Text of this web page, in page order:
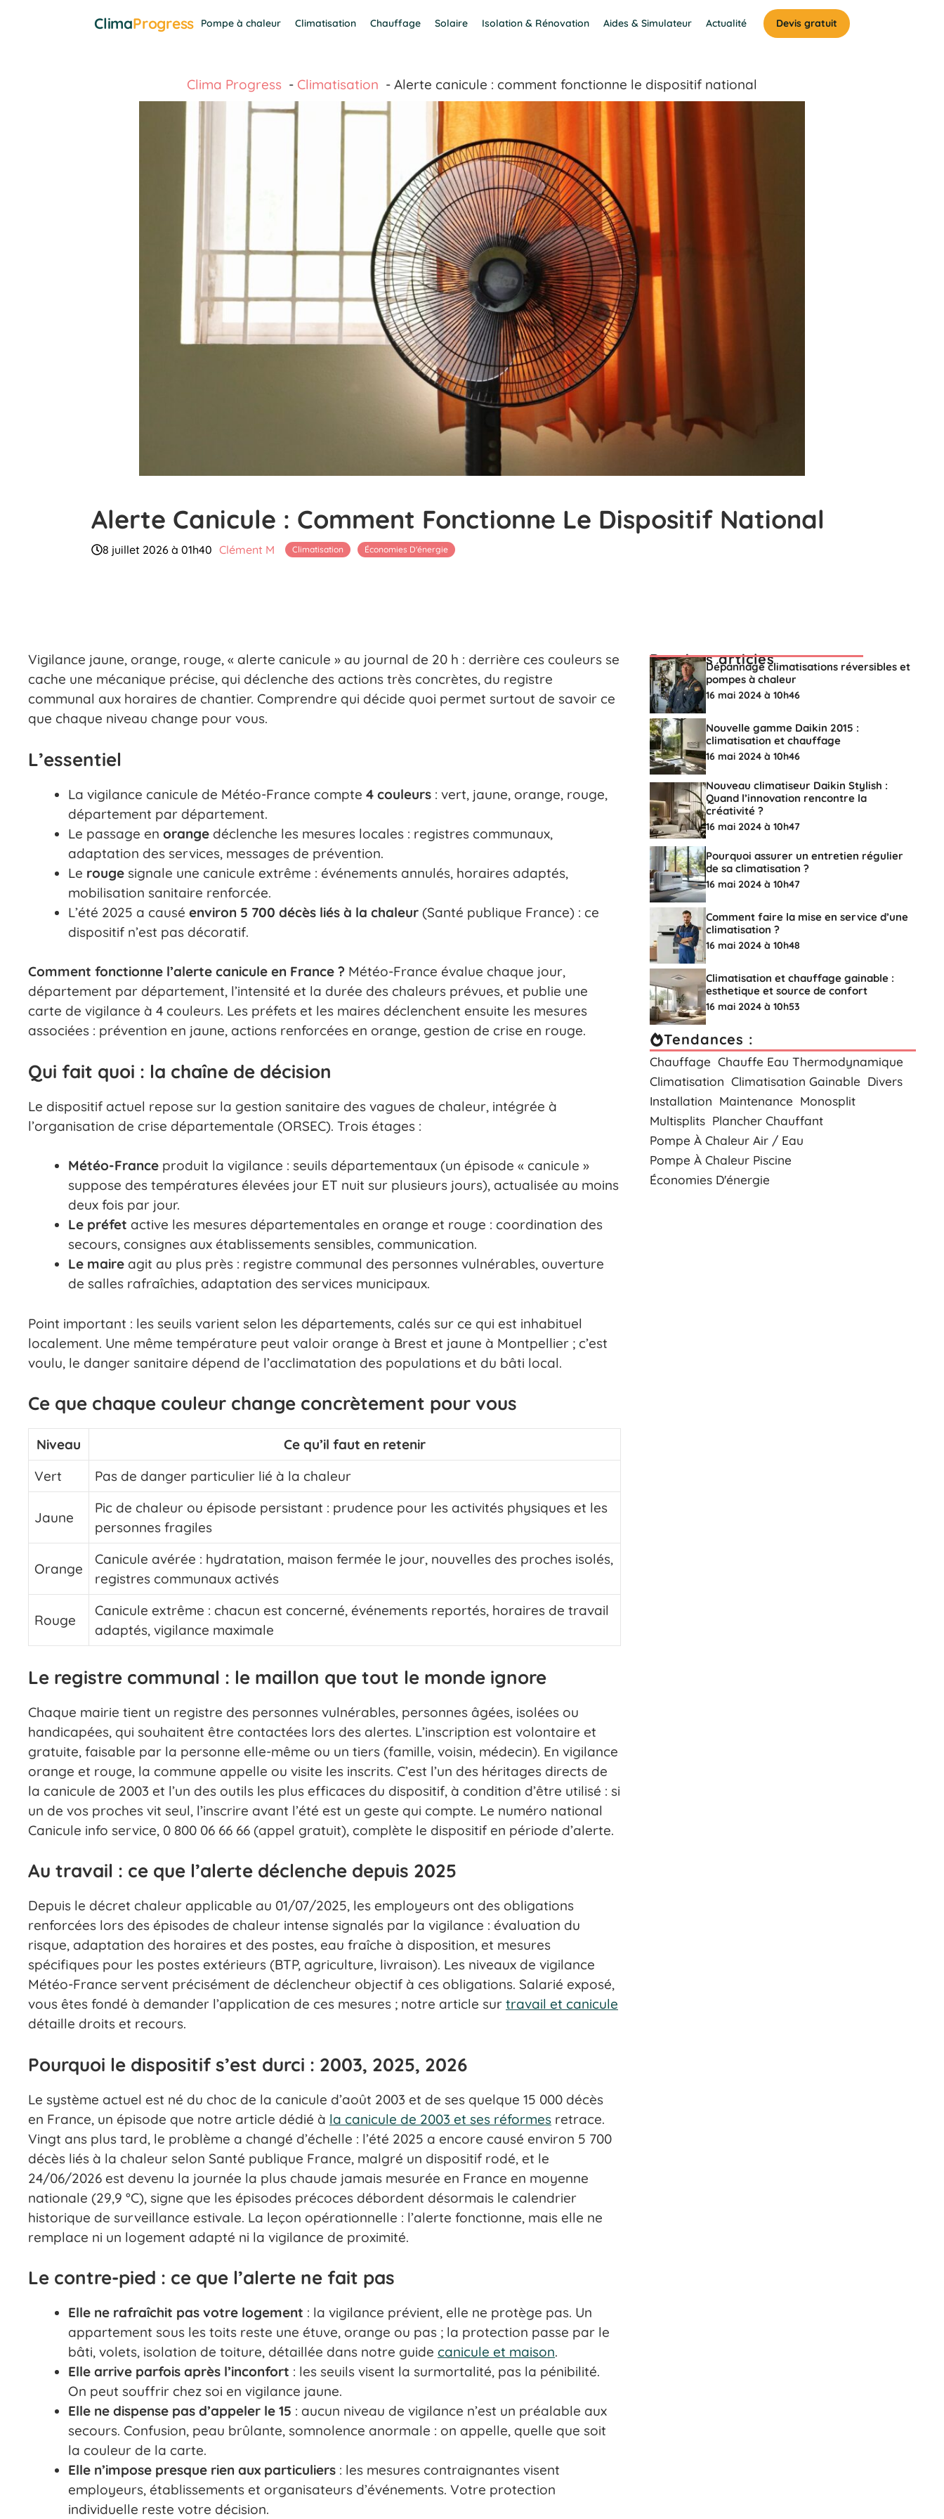
ClimaProgress Pompe à chaleur Climatisation Chauffage Solaire Isolation & Rénovation Aides & Simulateur Actualité Devis gratuit
Clima Progress Climatisation Alerte canicule : comment fonctionne le dispositif national
Alerte Canicule : Comment Fonctionne Le Dispositif National
8 juillet 2026 à 01h40 Clément M Climatisation Économies D'énergie
Vigilance jaune, orange, rouge, « alerte canicule » au journal de 20 h : derrière ces couleurs se
cache une mécanique précise, qui déclenche des actions très concrètes, du registre
communal aux horaires de chantier. Comprendre qui décide quoi permet surtout de savoir ce
que chaque niveau change pour vous.
L’essentiel
La vigilance canicule de Météo-France compte 4 couleurs : vert, jaune, orange, rouge,
département par département.
Le passage en orange déclenche les mesures locales : registres communaux,
adaptation des services, messages de prévention.
Le rouge signale une canicule extrême : événements annulés, horaires adaptés,
mobilisation sanitaire renforcée.
L’été 2025 a causé environ 5 700 décès liés à la chaleur (Santé publique France) : ce
dispositif n’est pas décoratif.
Comment fonctionne l’alerte canicule en France ? Météo-France évalue chaque jour,
département par département, l’intensité et la durée des chaleurs prévues, et publie une
carte de vigilance à 4 couleurs. Les préfets et les maires déclenchent ensuite les mesures
associées : prévention en jaune, actions renforcées en orange, gestion de crise en rouge.
Qui fait quoi : la chaîne de décision
Le dispositif actuel repose sur la gestion sanitaire des vagues de chaleur, intégrée à
l’organisation de crise départementale (ORSEC). Trois étages :
Météo-France produit la vigilance : seuils départementaux (un épisode « canicule »
suppose des températures élevées jour ET nuit sur plusieurs jours), actualisée au moins
deux fois par jour.
Le préfet active les mesures départementales en orange et rouge : coordination des
secours, consignes aux établissements sensibles, communication.
Le maire agit au plus près : registre communal des personnes vulnérables, ouverture
de salles rafraîchies, adaptation des services municipaux.
Point important : les seuils varient selon les départements, calés sur ce qui est inhabituel
localement. Une même température peut valoir orange à Brest et jaune à Montpellier ; c’est
voulu, le danger sanitaire dépend de l’acclimatation des populations et du bâti local.
Ce que chaque couleur change concrètement pour vous
Niveau
Ce qu’il faut en retenir
Vert
Pas de danger particulier lié à la chaleur
Jaune
Pic de chaleur ou épisode persistant : prudence pour les activités physiques et les
personnes fragiles
Orange
Canicule avérée : hydratation, maison fermée le jour, nouvelles des proches isolés,
registres communaux activés
Rouge
Canicule extrême : chacun est concerné, événements reportés, horaires de travail
adaptés, vigilance maximale
Le registre communal : le maillon que tout le monde ignore
Chaque mairie tient un registre des personnes vulnérables, personnes âgées, isolées ou
handicapées, qui souhaitent être contactées lors des alertes. L’inscription est volontaire et
gratuite, faisable par la personne elle-même ou un tiers (famille, voisin, médecin). En vigilance
orange et rouge, la commune appelle ou visite les inscrits. C’est l’un des héritages directs de
la canicule de 2003 et l’un des outils les plus efficaces du dispositif, à condition d’être utilisé : si
un de vos proches vit seul, l’inscrire avant l’été est un geste qui compte. Le numéro national
Canicule info service, 0 800 06 66 66 (appel gratuit), complète le dispositif en période d’alerte.
Au travail : ce que l’alerte déclenche depuis 2025
Depuis le décret chaleur applicable au 01/07/2025, les employeurs ont des obligations
renforcées lors des épisodes de chaleur intense signalés par la vigilance : évaluation du
risque, adaptation des horaires et des postes, eau fraîche à disposition, et mesures
spécifiques pour les postes extérieurs (BTP, agriculture, livraison). Les niveaux de vigilance
Météo-France servent précisément de déclencheur objectif à ces obligations. Salarié exposé,
vous êtes fondé à demander l’application de ces mesures ; notre article sur travail et canicule
détaille droits et recours.
Pourquoi le dispositif s’est durci : 2003, 2025, 2026
Le système actuel est né du choc de la canicule d’août 2003 et de ses quelque 15 000 décès
en France, un épisode que notre article dédié à la canicule de 2003 et ses réformes retrace.
Vingt ans plus tard, le problème a changé d’échelle : l’été 2025 a encore causé environ 5 700
décès liés à la chaleur selon Santé publique France, malgré un dispositif rodé, et le
24/06/2026 est devenu la journée la plus chaude jamais mesurée en France en moyenne
nationale (29,9 °C), signe que les épisodes précoces débordent désormais le calendrier
historique de surveillance estivale. La leçon opérationnelle : l’alerte fonctionne, mais elle ne
remplace ni un logement adapté ni la vigilance de proximité.
Le contre-pied : ce que l’alerte ne fait pas
Elle ne rafraîchit pas votre logement : la vigilance prévient, elle ne protège pas. Un
appartement sous les toits reste une étuve, orange ou pas ; la protection passe par le
bâti, volets, isolation de toiture, détaillée dans notre guide canicule et maison.
Elle arrive parfois après l’inconfort : les seuils visent la surmortalité, pas la pénibilité.
On peut souffrir chez soi en vigilance jaune.
Elle ne dispense pas d’appeler le 15 : aucun niveau de vigilance n’est un préalable aux
secours. Confusion, peau brûlante, somnolence anormale : on appelle, quelle que soit
la couleur de la carte.
Elle n’impose presque rien aux particuliers : les mesures contraignantes visent
employeurs, établissements et organisateurs d’événements. Votre protection
individuelle reste votre décision.
Derniers articles
Dépannage climatisations réversibles et
pompes à chaleur
16 mai 2024 à 10h46
Nouvelle gamme Daikin 2015 :
climatisation et chauffage
16 mai 2024 à 10h46
Nouveau climatiseur Daikin Stylish :
Quand l’innovation rencontre la
créativité ?
16 mai 2024 à 10h47
Pourquoi assurer un entretien régulier
de sa climatisation ?
16 mai 2024 à 10h47
Comment faire la mise en service d’une
climatisation ?
16 mai 2024 à 10h48
Climatisation et chauffage gainable :
esthetique et source de confort
16 mai 2024 à 10h53
Tendances :
Chauffage Chauffe Eau Thermodynamique
Climatisation Climatisation Gainable Divers
Installation Maintenance Monosplit
Multisplits Plancher Chauffant
Pompe À Chaleur Air / Eau
Pompe À Chaleur Piscine
Économies D'énergie